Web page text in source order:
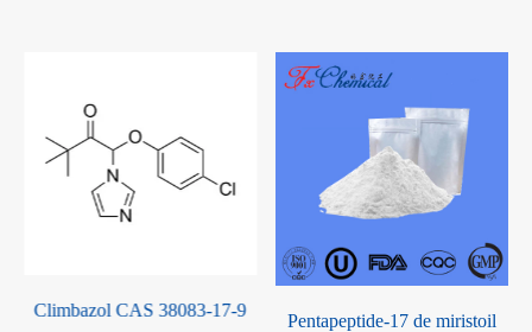
Pentapeptide-17 de miristoil
Piroctone Olamine CAS